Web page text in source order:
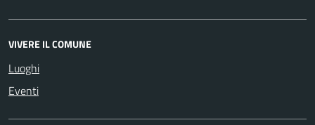
VIVERE IL COMUNE
Luoghi
Eventi